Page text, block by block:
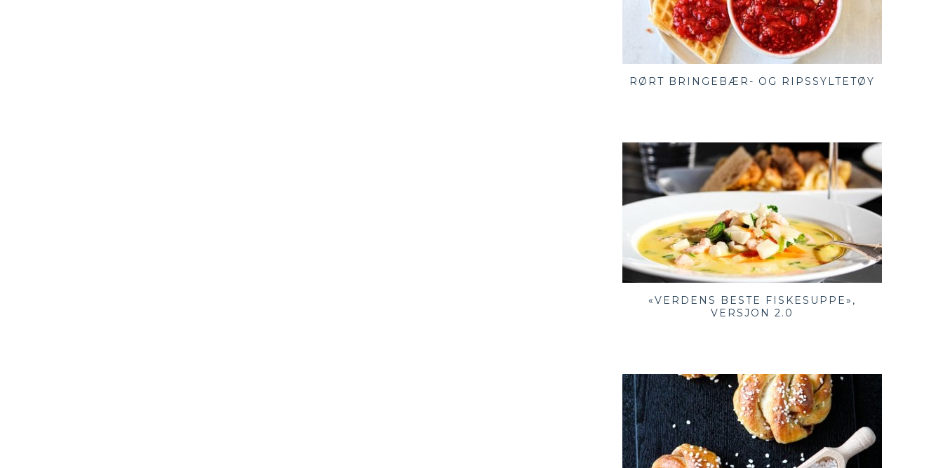
RØRT BRINGEBÆR- OG RIPSSYLTETØY
«VERDENS BESTE FISKESUPPE»,
VERSJON 2.0